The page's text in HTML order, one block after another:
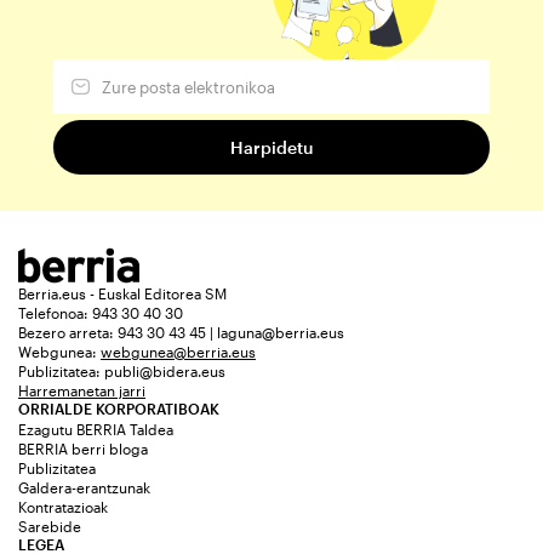
Berria.eus - Euskal Editorea SM
Telefonoa: 943 30 40 30
Bezero arreta: 943 30 43 45 | laguna@berria.eus
Webgunea: webgunea@berria.eus
Publizitatea: publi@bidera.eus
Harremanetan jarri
ORRIALDE KORPORATIBOAK
Ezagutu BERRIA Taldea
BERRIA berri bloga
Publizitatea
Galdera-erantzunak
Kontratazioak
Sarebide
LEGEA